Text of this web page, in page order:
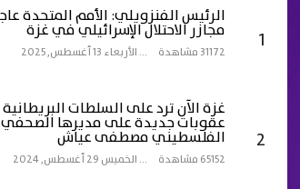
1
الرئيس الفنزويلي: الأمم المتحدة
مجازر الاحتلال الإسرائيلي في غزة
31172 مشاهدة ... الأربعاء 13 أغسطس, 2025
2
غزة الآن ترد على السلطات
عقوبات جديدة على مديرها الصحفي
الفلسطيني مصطفى عياش
65152 مشاهدة ... الخميس 29 أغسطس, 2024